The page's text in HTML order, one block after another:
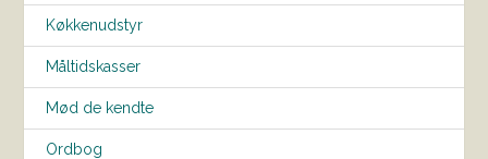
Køkkenudstyr
Måltidskasser
Mød de kendte
Ordbog